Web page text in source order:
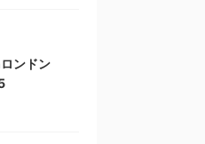
ンドン